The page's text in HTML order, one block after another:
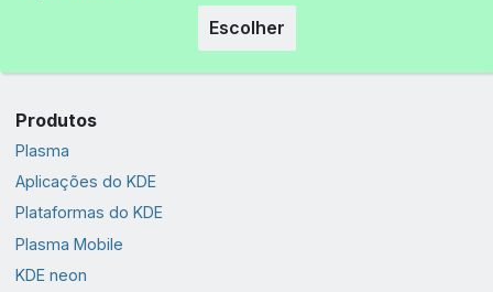
Escolher
Produtos
Plasma
Aplicações do KDE
Plataformas do KDE
Plasma Mobile
KDE neon